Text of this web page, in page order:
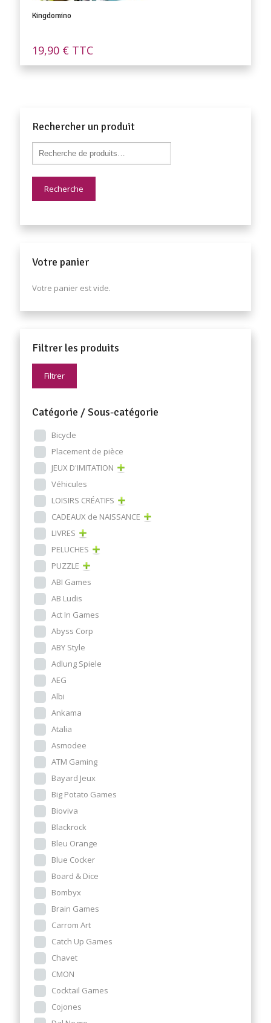
Kingdomino
19,90 € TTC
Rechercher un produit
Recherche
Votre panier
Votre panier est vide.
Filtrer les produits
Filtrer
Catégorie / Sous-catégorie
Bicycle
Placement de pièce
JEUX D'IMITATION
Véhicules
LOISIRS CRÉATIFS
CADEAUX de NAISSANCE
LIVRES
PELUCHES
PUZZLE
ABI Games
AB Ludis
Act In Games
Abyss Corp
ABY Style
Adlung Spiele
AEG
Albi
Ankama
Atalia
Asmodee
ATM Gaming
Bayard Jeux
Big Potato Games
Bioviva
Blackrock
Bleu Orange
Blue Cocker
Board & Dice
Bombyx
Brain Games
Carrom Art
Catch Up Games
Chavet
CMON
Cocktail Games
Cojones